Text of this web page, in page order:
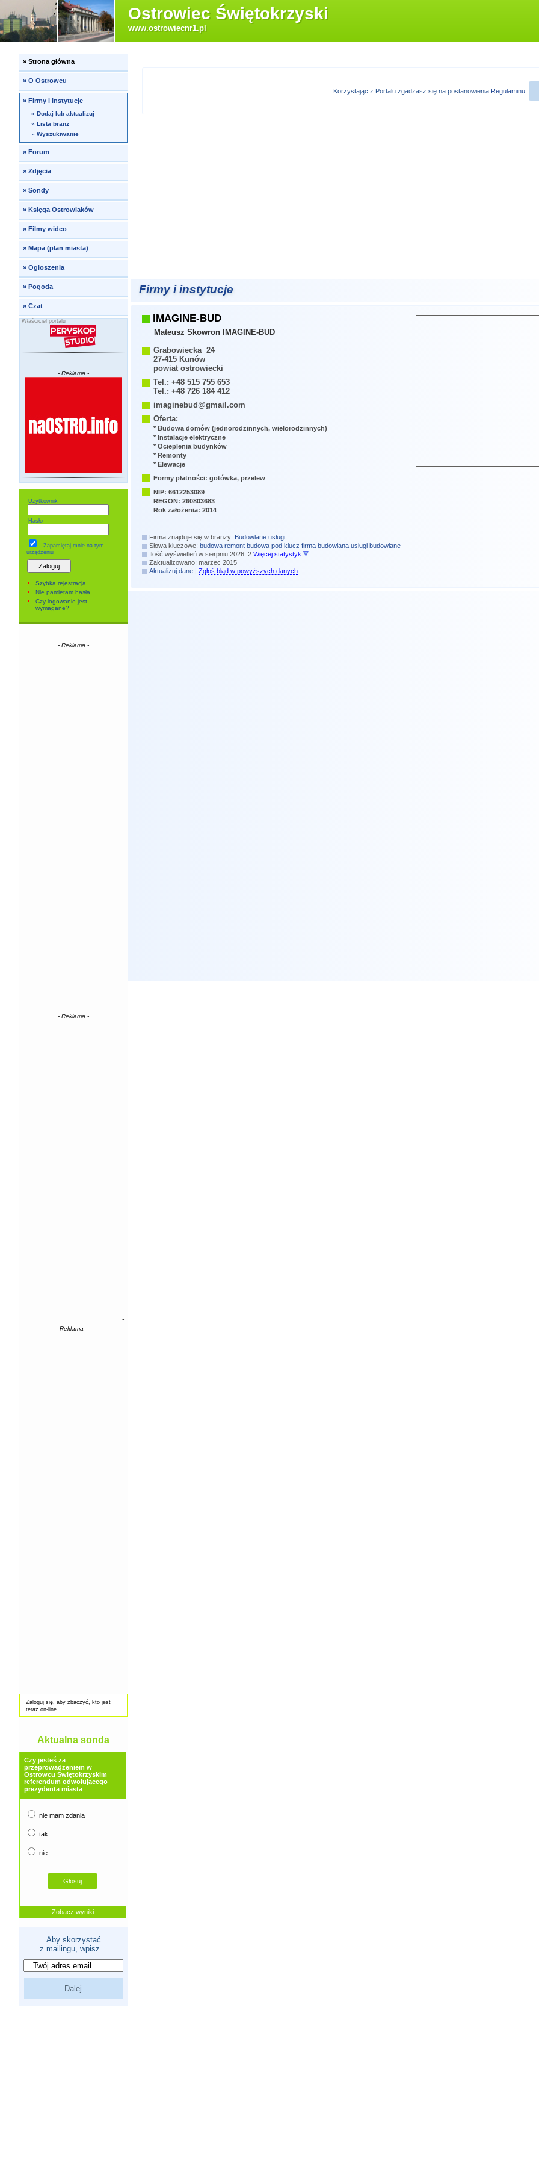
Ostrowiec Świętokrzyski
www.ostrowiecnr1.pl
» Strona główna
» O Ostrowcu
»Firmy i instytucje
» Dodaj lub aktualizuj
» Lista branż
» Wyszukiwanie
» Forum
» Zdjęcia
» Sondy
» Księga Ostrowiaków
» Filmy wideo
» Mapa (plan miasta)
» Ogłoszenia
» Pogoda
» Czat
Właściciel portalu
- Reklama -
Użytkownik
Hasło
Zapamiętaj mniena tym
urządzeniu
Szybka rejestracja
Nie pamiętam hasła
Czy logowanie jest
wymagane?
- Reklama -
- Reklama -
-
Reklama -
Zaloguj się, aby zbaczyć, kto jest
teraz on-line.
Aktualna sonda
Czy jesteś za
przeprowadzeniem w
Ostrowcu Świętokrzyskim
referendum odwołującego
prezydenta miasta
nie mam zdania
tak
nie
Zobacz wyniki
Aby skorzystać
z mailingu, wpisz...
Korzystając z Portalu zgadzasz się na postanowienia Regulaminu
Firmy i instytucje
IMAGINE-BUD
Mateusz Skowron IMAGINE-BUD
Grabowiecka 24
27-415 Kunów
powiat ostrowiecki
Tel.: +48 515 755 653
Tel.: +48 726 184 412
imaginebud@gmail.com
Oferta:
* Budowa domów (jednorodzinnych, wielorodzinnych)
* Instalacje elektryczne
* Ocieplenia budynków
* Remonty
* Elewacje
Formy płatności: gotówka, przelew
NIP: 6612253089
REGON: 260803683
Rok założenia: 2014
Firma znajduje się w branży: Budowlane usługi
Słowa kluczowe: budowa remont budowa pod klucz firma budowlana usługi budowlane
Ilość wyświetleń w sierpniu 2026: 2 Więcej statystyk
Zaktualizowano: marzec 2015
Aktualizuj dane| Zgłoś błąd w powyższych danych